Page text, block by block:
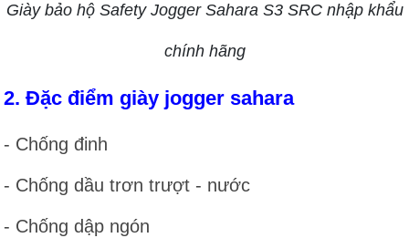
Giày bảo hộ Safety Jogger Sahara S3 SRC nhập khẩu
chính hãng
2. Đặc điểm giày jogger sahara
- Chống đinh
- Chống dầu trơn trượt - nước
- Chống dập ngón